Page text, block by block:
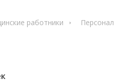
работники Персонал